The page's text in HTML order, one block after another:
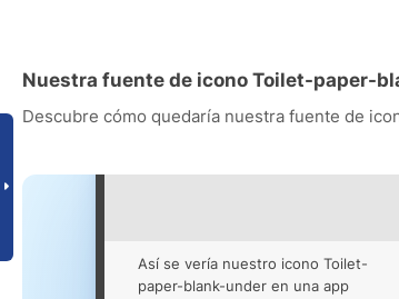
Nuestra fuente de icono Toilet-paper-
Descubre cómo quedaría nuestra fuente de
Así se vería nuestro icono Toilet-
paper-blank-under en una app